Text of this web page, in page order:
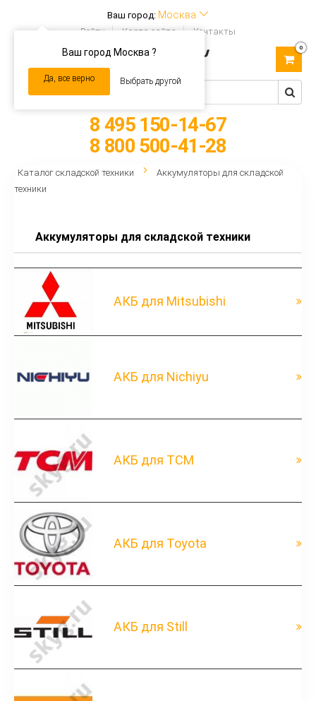
Ваш город: Москва
Ваш город Москва ?
Да, все верно Выбрать другой
Войти Карта сайта Контакты
navigation
0
8 495 150-14-67
8 800 500-41-28
Каталог складской техники
Аккумуляторы для складской
техники
Аккумуляторы для складской техники
АКБ для Mitsubishi
АКБ для Nichiyu
АКБ для TCM
АКБ для Toyota
АКБ для Still